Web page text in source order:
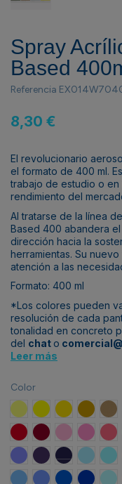
Spray
Based
Referencia
8,30 €
El revolucionario
el formato de 400 ml.
trabajo de estudio o
rendimiento del
Al tratarse de la línea
Based 400 abandera
dirección hacia la
herramientas. Su
atención a las
Formato: 400 ml
*Los colores pueden
resolución de cada
tonalidad en concreto
del chat o
Leer más
Color
Amarillo Playa
Amarillo Claro
Amarillo
Rojo MadridRojo Burdeos
Rosa Vicio
Rosa
UltravioletaVioleta Venus
VioletaAzul
Azul Mikonos
Azul OnaAzul 123 Klan
Azul